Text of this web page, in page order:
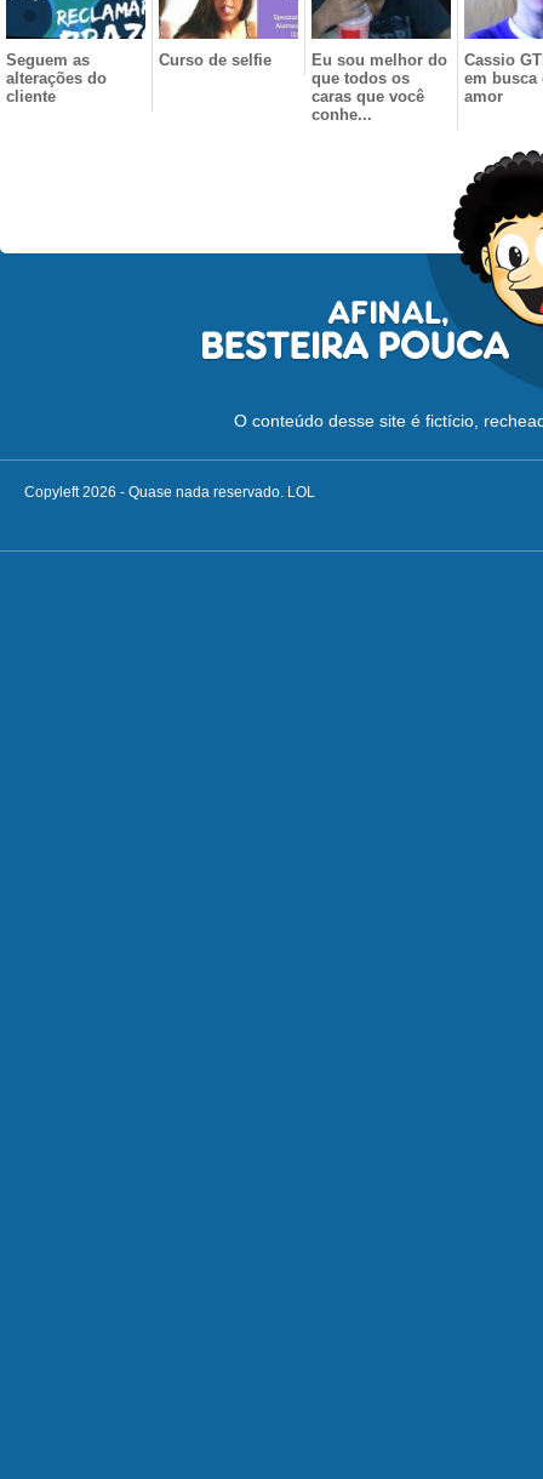
Seguem as
alterações do
cliente
Curso de selfie
Eu sou melhor do
que todos os
caras que você
conhe...
Cassio
em busca
amor
O conteúdo desse site é fictício,
Copyleft 2026 - Quase nada reservado. LOL